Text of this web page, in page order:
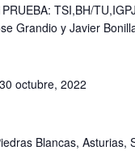
TSI,BH/
Grandio y Javier
30 octubre, 2022
Blancas, Asturias,